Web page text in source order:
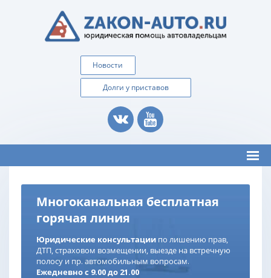
Новости
Долги у приставов
Многоканальная бесплатная
горячая линия
Юридические консультации по лишению прав,
ДТП, страховом возмещении, выезде на встречную
полосу и пр. автомобильным вопросам.
Ежедневно с 9.00 до 21.00